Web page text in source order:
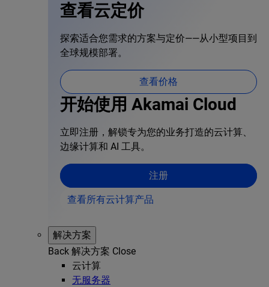
查看云定价
探索适合您需求的方案与定价——从小型项目到
全球规模部署。
查看价格
开始使用 Akamai Cloud
立即注册，解锁专为您的业务打造的云计算、
边缘计算和 AI 工具。
注册
查看所有云计算产品
解决方案
Back 解决方案 Close
云计算
无服务器